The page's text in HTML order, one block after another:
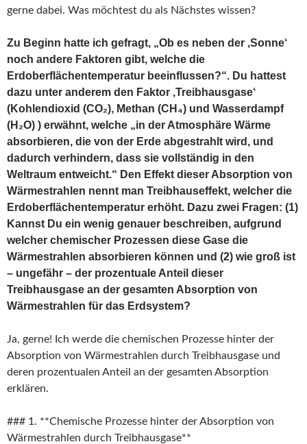
gerne dabei. Was möchtest du als Nächstes wissen?
Zu Beginn hatte ich gefragt, „Ob es neben der ‚Sonne‘
noch andere Faktoren gibt, welche die
Erdoberflächentemperatur beeinflussen?“. Du hattest
dazu unter anderem den Faktor ‚Treibhausgase‘
(Kohlendioxid (CO₂), Methan (CH₄) und Wasserdampf
(H₂O) ) erwähnt, welche „in der Atmosphäre Wärme
absorbieren, die von der Erde abgestrahlt wird, und
dadurch verhindern, dass sie vollständig in den
Weltraum entweicht.“ Den Effekt dieser Absorption von
Wärmestrahlen nennt man Treibhauseffekt, welcher die
Erdoberflächentemperatur erhöht. Dazu zwei Fragen: (1)
Kannst Du ein wenig genauer beschreiben, aufgrund
welcher chemischer Prozessen diese Gase die
Wärmestrahlen absorbieren können und (2) wie groß ist
– ungefähr – der prozentuale Anteil dieser
Treibhausgase an der gesamten Absorption von
Wärmestrahlen für das Erdsystem?
Ja, gerne! Ich werde die chemischen Prozesse hinter der
Absorption von Wärmestrahlen durch Treibhausgase und
deren prozentualen Anteil an der gesamten Absorption
erklären.
### 1. **Chemische Prozesse hinter der Absorption von
Wärmestrahlen durch Treibhausgase**